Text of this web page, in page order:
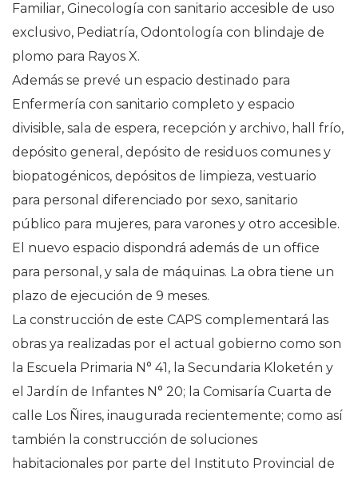
Familiar, Ginecología con sanitario accesible de uso
exclusivo, Pediatría, Odontología con blindaje de
plomo para Rayos X.
Además se prevé un espacio destinado para
Enfermería con sanitario completo y espacio
divisible, sala de espera, recepción y archivo, hall frío,
depósito general, depósito de residuos comunes y
biopatogénicos, depósitos de limpieza, vestuario
para personal diferenciado por sexo, sanitario
público para mujeres, para varones y otro accesible.
El nuevo espacio dispondrá además de un office
para personal, y sala de máquinas. La obra tiene un
plazo de ejecución de 9 meses.
La construcción de este CAPS complementará las
obras ya realizadas por el actual gobierno como son
la Escuela Primaria N° 41, la Secundaria Kloketén y
el Jardín de Infantes N° 20; la Comisaría Cuarta de
calle Los Ñires, inaugurada recientemente; como así
también la construcción de soluciones
habitacionales por parte del Instituto Provincial de